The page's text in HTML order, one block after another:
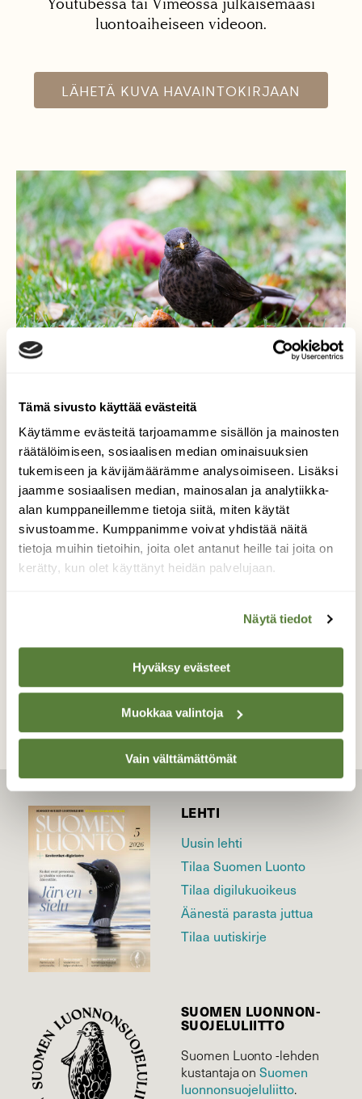
Tämä sivusto käyttää evästeitä
Käytämme evästeitä tarjoamamme sisällön ja mainosten
räätälöimiseen, sosiaalisen median ominaisuuksien
tukemiseen ja kävijämäärämme analysoimiseen. Lisäksi
jaamme sosiaalisen median, mainosalan ja analytiikka-
alan kumppaneillemme tietoja siitä, miten käytät
sivustoamme. Kumppanimme voivat yhdistää näitä
tietoja muihin tietoihin, joita olet antanut heille tai joita on
kerätty, kun olet käyttänyt heidän palvelujaan.
Näytä tiedot
Hyväksy evästeet
Muokkaa valintoja
Vain välttämättömät
Youtubessa tai Vimeossa julkaisemaasi
luontoaiheiseen videoon.
LÄHETÄ KUVA HAVAINTOKIRJAAN
Pitopöytä
Nyt kun omenat ovat putoilleet puusta,
mustarastailla on ollut herkkupöytä katettu.
5-6 mustarastasta on ollut parhaillaan
syömässä omenoita
Valokuvaaja: Petri Kyllönen, Uusikaupunki
TAKAISIN LISTAAN
LEHTI
Uusin lehti
Tilaa Suomen Luonto
Tilaa digilukuoikeus
Äänestä parasta juttua
Tilaa uutiskirje
SUOMEN LUONNON­
SUOJELU­LIITTO
Suomen Luonto -lehden
kustantaja onSuomen
luonnonsuojelu­liitto.